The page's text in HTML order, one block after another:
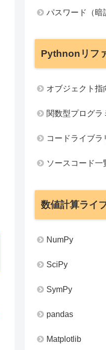
パスワード（暗
Pythnonリフ
オブジェクト指
関数型プログラ
コードライブラ
ソースコード一
数値計算ライ
NumPy
SciPy
SymPy
pandas
Matplotlib